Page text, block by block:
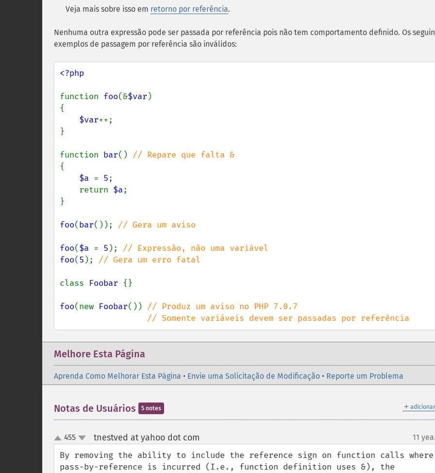
Veja mais sobre isso em retorno por referência.
Nenhuma outra expressão pode ser passada por referência pois não tem comportamento definido. Os
exemplos de passagem por referência são inválidos:
<?php
function foo(&$var )
{
$var++;
}
function bar()
{
$a = 5;
    return
$a;
}
foo(bar()); // Gera um aviso
foo($a = 5 );
foo(5 ); // Gera um erro fatal
class Foobar {}
foo(new Foobar()) // Produz um aviso no PHP 7.0.7
                  // Somente variáveis devem ser passadas por referência
Melhore Esta Página
Aprenda Como Melhorar Esta Página • Envie uma Solicitação de Modificação • Reporte um Problema
＋
Notas de Usuários 5 notes
up
down
455 tnestved at yahoo dot com 11
By removing the ability to include the reference sign on function calls where
pass-by-reference is incurred (I.e., function definition uses &), the